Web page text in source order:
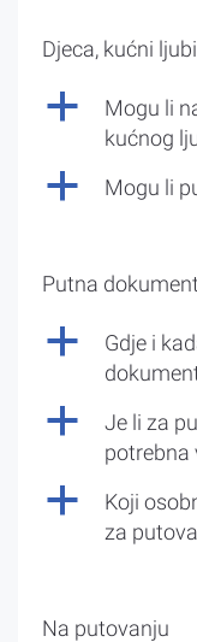
Djeca, kućni
a
Mogu li
kućnog
a Mogu li
Putna
a
Gdje i
a
Je li za
potrebna
a
Koji
za
Na putovanju